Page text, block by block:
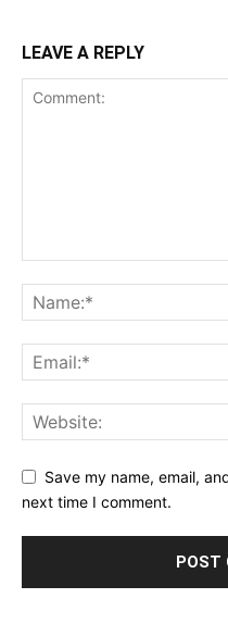
LEAVE A REPLY
Save my name, email,
next time I comment.